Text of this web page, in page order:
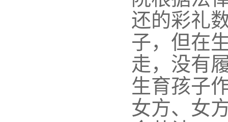
还的彩礼
子，但在
走，没有
生育孩子
女方、女